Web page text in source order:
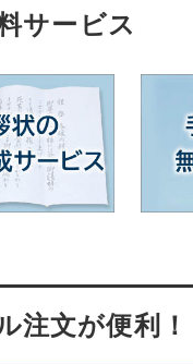
サービス
注文が便利！